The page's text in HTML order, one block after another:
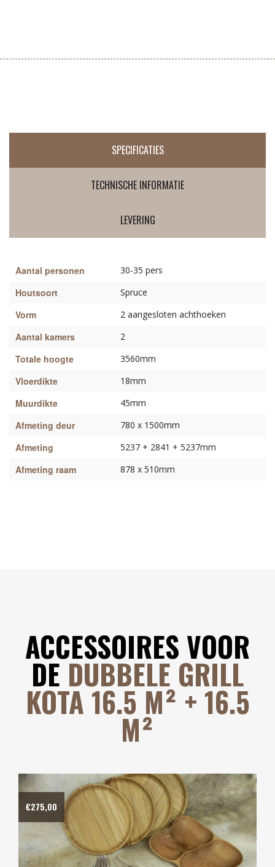
SPECIFICATIES
TECHNISCHE INFORMATIE
LEVERING
Aantal personen 30-35 pers
Houtsoort Spruce
Vorm 2 aangesloten achthoeken
Aantal kamers 2
Totale hoogte 3560mm
Vloerdikte 18mm
Muurdikte 45mm
Afmeting deur 780 x 1500mm
Afmeting 5237 + 2841 + 5237mm
Afmeting raam 878 x 510mm
ACCESSOIRES VOOR
DE DUBBELE GRILL
KOTA 16.5 M² + 16.5
M²
€275,00